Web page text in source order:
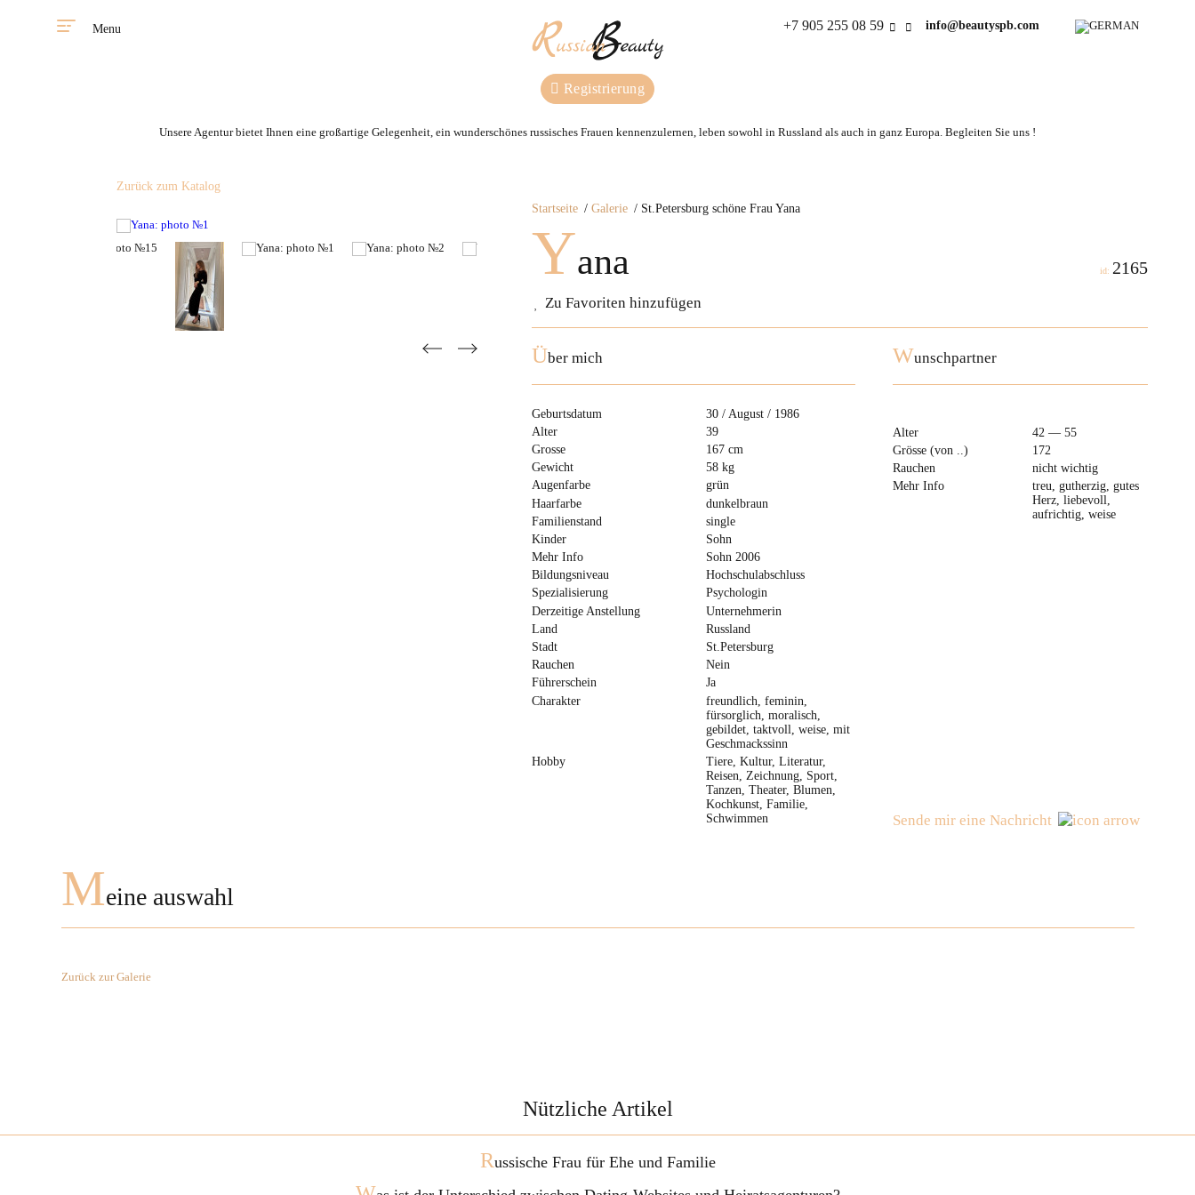
Menu +7 905 255 08 59 info@beautyspb.com
Registrierung
Unsere Agentur bietet Ihnen eine großartige Gelegenheit, ein wunderschönes russisches Frauen kennenzulernen, leben sowohl in Russland als auch in ganz Europa. Begleiten Sie uns !
Startseite Galerie St.Petersburg schöne Frau Yana
Yana
Zu Favoriten hinzufügen
id: 2165
Zurück zum Katalog
Über mich
Geburtsdatum
30 / August / 1986
Alter
39
Grosse
167 cm
Gewicht
58 kg
Augenfarbe
grün
Haarfarbe
dunkelbraun
Familienstand
single
Kinder
Sohn
Mehr Info
Sohn 2006
Bildungsniveau
Hochschulabschluss
Spezialisierung
Psychologin
Derzeitige Anstellung
Unternehmerin
Land
Russland
Stadt
St.Petersburg
Rauchen
Nein
Führerschein
Ja
Charakter
freundlich, feminin,
fürsorglich, moralisch,
gebildet, taktvoll, weise, mit
Geschmackssinn
Hobby
Tiere, Kultur, Literatur,
Reisen, Zeichnung, Sport,
Tanzen, Theater, Blumen,
Kochkunst, Familie,
Schwimmen
Wunschpartner
Alter
42 — 55
Grösse (von ..)
172
Rauchen
nicht wichtig
Mehr Info
treu, gutherzig, gutes
Herz, liebevoll,
aufrichtig, weise
Sende mir eine Nachricht
Meine auswahl
Zurück zur Galerie
Nützliche Artikel
Russische Frau für Ehe und Familie